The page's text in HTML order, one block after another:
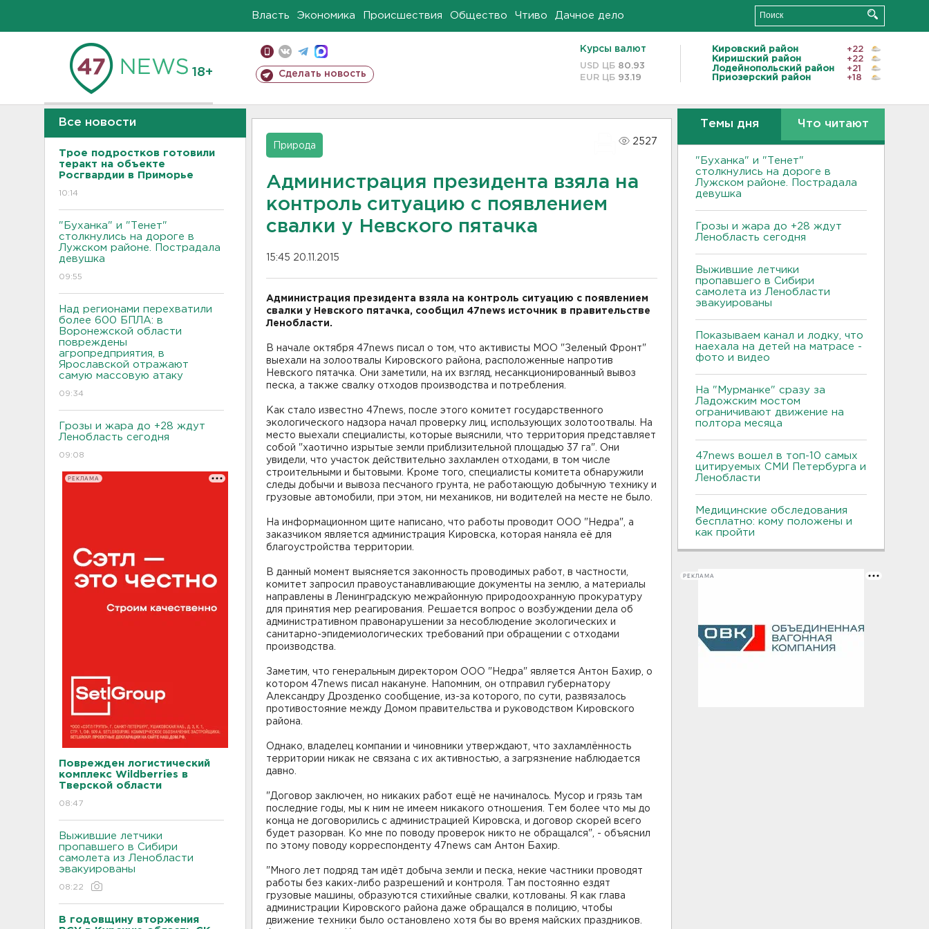
Власть Экономика Происшествия Общество Чтиво Дачное дело
18+ Сделать новость
Курсы валют
USD ЦБ 80.93
EUR ЦБ 93.19
Кировский район
+22
Киришский район
+22
Лодейнопольский район
+21
Приозерский район
+18
Все новости
Трое подростков готовили
теракт на объекте
Росгвардии в Приморье
10:14
"Буханка" и "Тенет"
столкнулись на дороге в
Лужском районе. Пострадала
девушка
09:55
Над регионами перехватили
более 600 БПЛА: в
Воронежской области
повреждены
агропредприятия, в
Ярославской отражают
самую массовую атаку
09:34
Грозы и жара до +28 ждут
Ленобласть сегодня
09:08
РЕКЛАМА
Поврежден логистический
комплекс Wildberries в
Тверской области
08:47
Выжившие летчики
пропавшего в Сибири
самолета из Ленобласти
эвакуированы
08:22
В годовщину вторжения
Природа
2527
Администрация президента взяла на
контроль ситуацию с появлением
свалки у Невского пятачка
15:45 20.11.2015
Администрация президента взяла на контроль ситуацию с появлением
свалки у Невского пятачка, сообщил 47news источник в правительстве
Ленобласти.
В начале октября 47news писал о том, что активисты МОО "Зеленый Фронт"
выехали на золоотвалы Кировского района, расположенные напротив
Невского пятачка. Они заметили, на их взгляд, несанкционированный вывоз
песка, а также свалку отходов производства и потребления.
Как стало известно 47news, после этого комитет государственного
экологического надзора начал проверку лиц, использующих золотоотвалы. На
место выехали специалисты, которые выяснили, что территория представляет
собой "хаотично изрытые земли приблизительной площадью 37 га". Они
увидели, что участок действительно захламлен отходами, в том числе
строительными и бытовыми. Кроме того, специалисты комитета обнаружили
следы добычи и вывоза песчаного грунта, не работающую добычную технику и
грузовые автомобили, при этом, ни механиков, ни водителей на месте не было.
На информационном щите написано, что работы проводит ООО "Недра", а
заказчиком является администрация Кировска, которая наняла её для
благоустройства территории.
В данный момент выясняется законность проводимых работ, в частности,
комитет запросил правоустанавливающие документы на землю, а материалы
направлены в Ленинградскую межрайонную природоохранную прокуратуру
для принятия мер реагирования. Решается вопрос о возбуждении дела об
административном правонарушении за несоблюдение экологических и
санитарно-эпидемиологических требований при обращении с отходами
производства.
Заметим, что генеральным директором ООО "Недра" является Антон Бахир, о
котором 47news писал накануне. Напомним, он отправил губернатору
Александру Дрозденко сообщение, из-за которого, по сути, развязалось
противостояние между Домом правительства и руководством Кировского
района.
Однако, владелец компании и чиновники утверждают, что захламлённость
территории никак не связана с их активностью, а загрязнение наблюдается
давно.
"Договор заключен, но никаких работ ещё не начиналось. Мусор и грязь там
последние годы, мы к ним не имеем никакого отношения. Тем более что мы до
конца не договорились с администрацией Кировска, и договор скорей всего
будет разорван. Ко мне по поводу проверок никто не обращался", - объяснил
по этому поводу корреспонденту 47news сам Антон Бахир.
"Много лет подряд там идёт добыча земли и песка, некие частники проводят
работы без каких-либо разрешений и контроля. Там постоянно ездят
грузовые машины, образуются стихийные свалки, котлованы. Я как глава
администрации Кировского района даже обращался в полицию, чтобы
движение техники было остановлено хотя бы во время майских праздников.
Темы дня Что читают
"Буханка" и "Тенет"
столкнулись на дороге в
Лужском районе. Пострадала
девушка
Грозы и жара до +28 ждут
Ленобласть сегодня
Выжившие летчики
пропавшего в Сибири
самолета из Ленобласти
эвакуированы
Показываем канал и лодку, что
наехала на детей на матрасе -
фото и видео
На "Мурманке" сразу за
Ладожским мостом
ограничивают движение на
полтора месяца
47news вошел в топ-10 самых
цитируемых СМИ Петербурга и
Ленобласти
Медицинские обследования
бесплатно: кому положены и
как пройти
РЕКЛАМА